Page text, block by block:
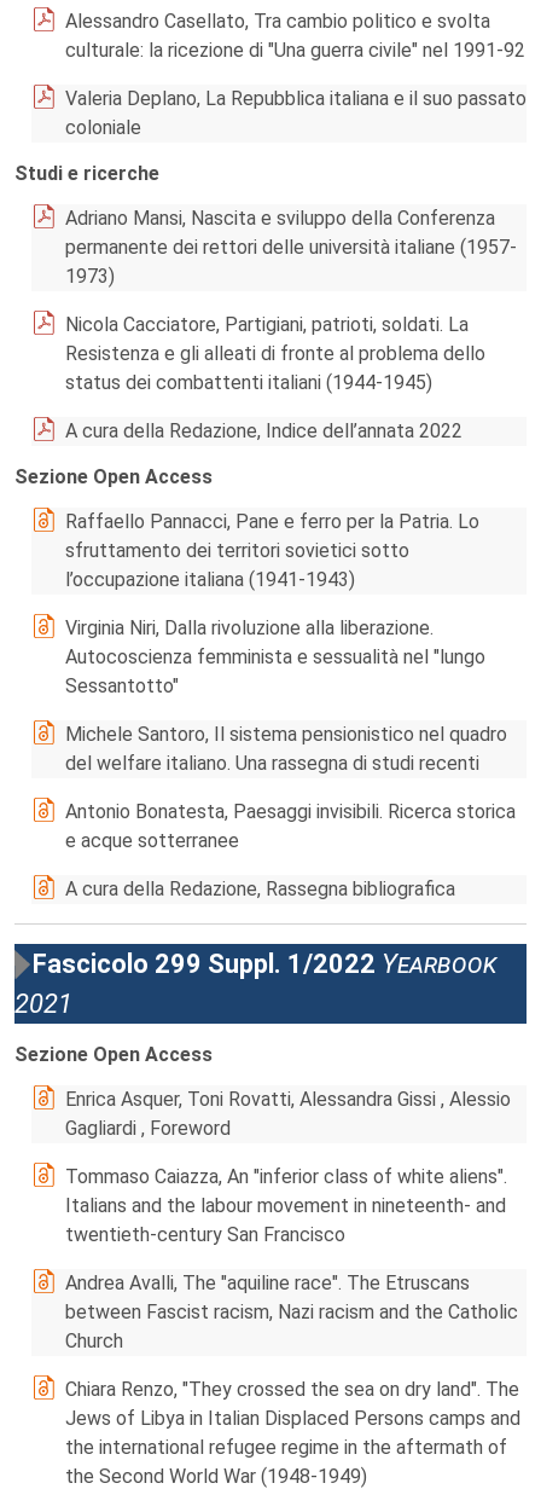
Alessandro Casellato, Tra cambio politico e svolta
culturale: la ricezione di "Una guerra civile" nel 1991-92
Valeria Deplano, La Repubblica italiana e il suo passato
coloniale
Studi e ricerche
Adriano Mansi, Nascita e sviluppo della Conferenza
permanente dei rettori delle università italiane (1957-
1973)
Nicola Cacciatore, Partigiani, patrioti, soldati. La
Resistenza e gli alleati di fronte al problema dello
status dei combattenti italiani (1944-1945)
A cura della Redazione, Indice dell’annata 2022
Sezione Open Access
Raffaello Pannacci, Pane e ferro per la Patria. Lo
sfruttamento dei territori sovietici sotto
l’occupazione italiana (1941-1943)
Virginia Niri, Dalla rivoluzione alla liberazione.
Autocoscienza femminista e sessualità nel "lungo
Sessantotto"
Michele Santoro, Il sistema pensionistico nel quadro
del welfare italiano. Una rassegna di studi recenti
Antonio Bonatesta, Paesaggi invisibili. Ricerca storica
e acque sotterranee
A cura della Redazione, Rassegna bibliografica
Fascicolo 299 Suppl. 1/2022 Yearbook
2021
Sezione Open Access
Enrica Asquer, Toni Rovatti, Alessandra Gissi , Alessio
Gagliardi , Foreword
Tommaso Caiazza, An "inferior class of white aliens".
Italians and the labour movement in nineteenth- and
twentieth-century San Francisco
Andrea Avalli, The "aquiline race". The Etruscans
between Fascist racism, Nazi racism and the Catholic
Church
Chiara Renzo, "They crossed the sea on dry land". The
Jews of Libya in Italian Displaced Persons camps and
the international refugee regime in the aftermath of
the Second World War (1948-1949)